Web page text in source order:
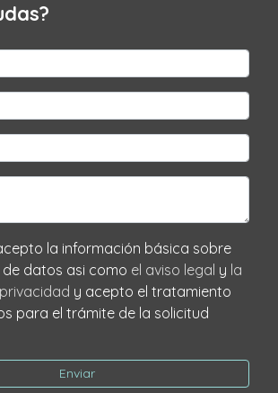
básica sobre
protección de datos asi como el aviso legal y la
y acepto el tratamiento
para el trámite de la solicitud
Enviar